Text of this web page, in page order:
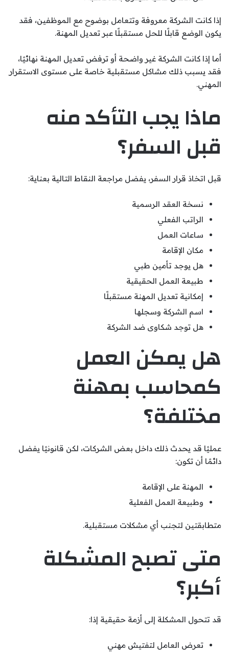
إذا كانت الشركة معروفة وتتعامل بوضوح مع الموظفين، فقد
يكون الوضع قابلًا للحل مستقبلًا عبر تعديل المهنة.
أما إذا كانت الشركة غير واضحة أو ترفض تعديل المهنة نهائيًا،
فقد يسبب ذلك مشاكل مستقبلية خاصة على مستوى الاستقرار
المهني.
ماذا يجب التأكد منه
قبل السفر؟
قبل اتخاذ قرار السفر، يفضل مراجعة النقاط التالية بعناية:
نسخة العقد الرسمية
الراتب الفعلي
ساعات العمل
مكان الإقامة
هل يوجد تأمين طبي
طبيعة العمل الحقيقية
إمكانية تعديل المهنة مستقبلًا
اسم الشركة وسجلها
هل توجد شكاوى ضد الشركة
هل يمكن العمل
كمحاسب بمهنة
مختلفة؟
عمليًا قد يحدث ذلك داخل بعض الشركات، لكن قانونيًا يفضل
دائمًا أن تكون:
المهنة على الإقامة
وطبيعة العمل الفعلية
متطابقتين لتجنب أي مشكلات مستقبلية.
متى تصبح المشكلة
أكبر؟
قد تتحول المشكلة إلى أزمة حقيقية إذا:
تعرض العامل لتفتيش مهني